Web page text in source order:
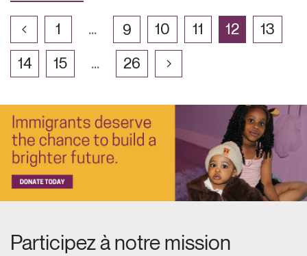
1 ... 9 10 11 12
13
14
15 ... 26
Participez à notre mission